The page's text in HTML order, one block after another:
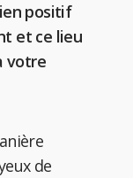
positif
et ce lieu
votre
de